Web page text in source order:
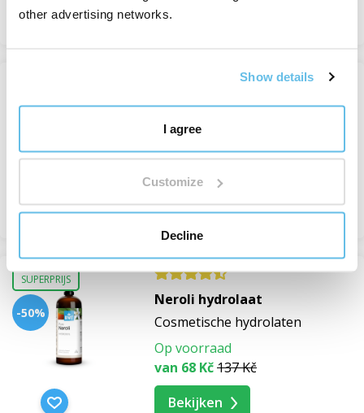
other advertising networks.
Show details
I agree
Customize
Decline
Bekijken
lavendel hydrolaat
Cosmetische hydrolaten
Op voorraad
van 126 Kč
Bekijken
SUPERPRIJS
-50%
Neroli hydrolaat
Cosmetische hydrolaten
Op voorraad
van 68 Kč137 Kč
Bekijken